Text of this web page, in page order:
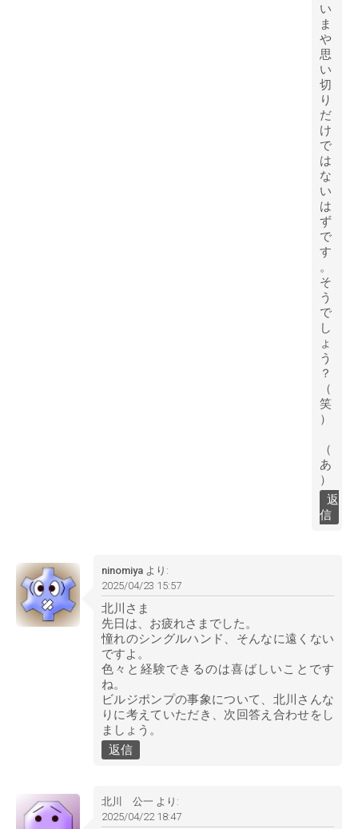
い
ま
や
思
い
切
り
だ
け
で
は
な
い
は
ず
で
す
。
そ
う
で
し
ょ
う
？
（
笑
）
（
あ
）
返
信
ninomiya より:
2025/04/23 15:57
北川さま
先日は、お疲れさまでした。
憧れのシングルハンド、そんなに遠くない
ですよ。
色々と経験できるのは喜ばしいことです
ね。
ビルジポンプの事象について、北川さんな
りに考えていただき、次回答え合わせをし
ましょう。
返信
北川 公一 より:
2025/04/22 18:47